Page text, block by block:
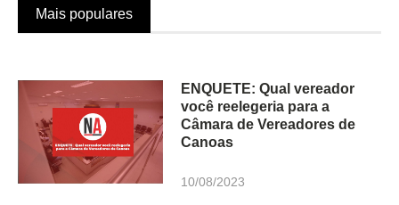
Mais populares
ENQUETE: Qual vereador
você reelegeria para a
Câmara de Vereadores de
Canoas
10/08/2023